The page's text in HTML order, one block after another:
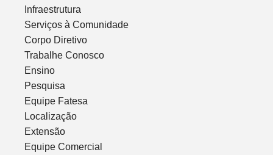
Infraestrutura
Serviços à Comunidade
Corpo Diretivo
Trabalhe Conosco
Ensino
Pesquisa
Equipe Fatesa
Localização
Extensão
Equipe Comercial